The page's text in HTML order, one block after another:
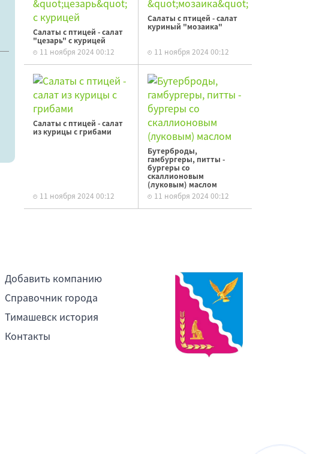
Салаты с птицей - салат
"цезарь" с курицей
11 ноября 2024 00:12
Салаты с птицей - салат
куриный "мозаика"
11 ноября 2024 00:12
Салаты с птицей - салат
из курицы с грибами
11 ноября 2024 00:12
Бутерброды,
гамбургеры, питты -
бургеры со
скаллионовым
(луковым) маслом
11 ноября 2024 00:12
Добавить компанию
Справочник города
Тимашевск история
Контакты